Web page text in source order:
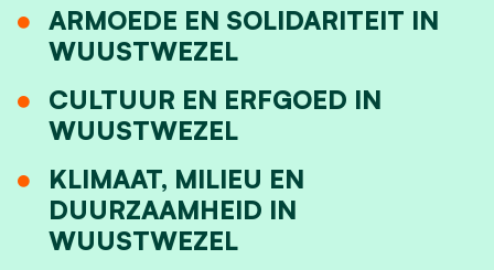
ARMOEDE EN SOLIDARITEIT IN
WUUSTWEZEL
CULTUUR EN ERFGOED IN
WUUSTWEZEL
KLIMAAT, MILIEU EN
DUURZAAMHEID IN
WUUSTWEZEL